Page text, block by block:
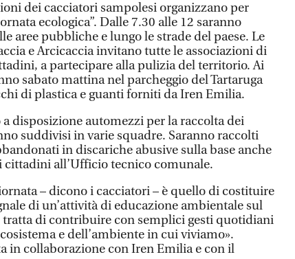
dei cacciatori sampolesi organizzano per
ecologica”. Dalle 7.30 alle 12 saranno
aree pubbliche e lungo le strade del paese. Le
e Arcicaccia invitano tutte le associazioni di
a partecipare alla pulizia del territorio. Ai
sabato mattina nel parcheggio del Tartaruga
di plastica e guanti forniti da Iren Emilia.
disposizione automezzi per la raccolta dei
suddivisi in varie squadre. Saranno raccolti
in discariche abusive sulla base anche
cittadini all’Ufficio tecnico comunale.
– dicono i cacciatori – è quello di costituire
di un’attività di educazione ambientale sul
tratta di contribuire con semplici gesti quotidiani
e dell’ambiente in cui viviamo».
in collaborazione con Iren Emilia e con il